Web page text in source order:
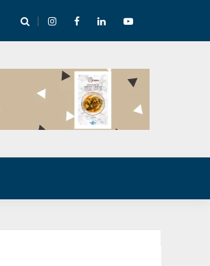
temporada cultural em Cuité